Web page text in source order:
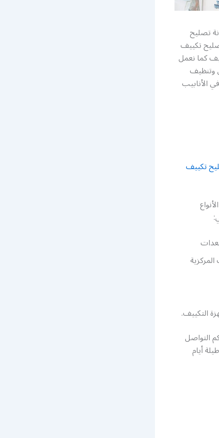
تصليح
تكييف
كما نعمل
وتنظيف
الأنابيب
تكييف
التكييف.
التواصل
على مدار 24 ساعة وطيلة أيام